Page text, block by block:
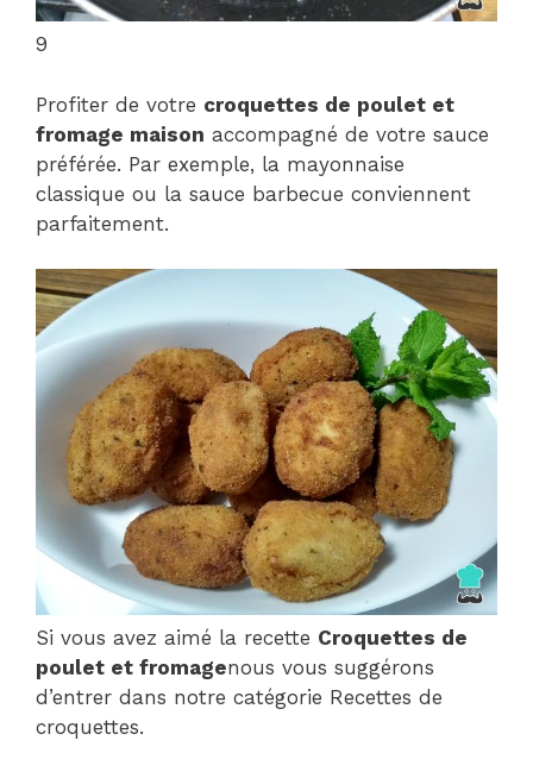
9
Profiter de votre croquettes de poulet et
fromage maison accompagné de votre sauce
préférée. Par exemple, la mayonnaise
classique ou la sauce barbecue conviennent
parfaitement.
Si vous avez aimé la recette Croquettes de
poulet et fromagenous vous suggérons
d’entrer dans notre catégorie Recettes de
croquettes.